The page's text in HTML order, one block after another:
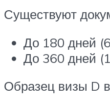
Существуют
До 180 дней
До 360 дней
Образец визы D